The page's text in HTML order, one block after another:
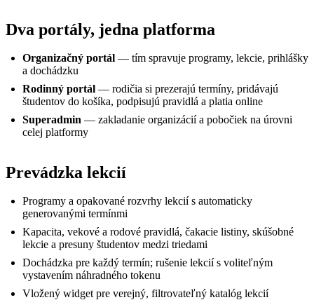
Dva portály, jedna platforma
Organizačný portál — tím spravuje programy, lekcie, prihlášky
a dochádzku
Rodinný portál — rodičia si prezerajú termíny, pridávajú
študentov do košíka, podpisujú pravidlá a platia online
Superadmin — zakladanie organizácií a pobočiek na úrovni
celej platformy
Prevádzka lekcií
Programy a opakované rozvrhy lekcií s automaticky
generovanými termínmi
Kapacita, vekové a rodové pravidlá, čakacie listiny, skúšobné
lekcie a presuny študentov medzi triedami
Dochádzka pre každý termín; rušenie lekcií s voliteľným
vystavením náhradného tokenu
Vložený widget pre verejný, filtrovateľný katalóg lekcií